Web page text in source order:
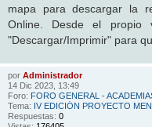
mapa para descargar la
Online. Desde el propio
"Descargar/Imprimir" para
por Administrador
14 Dic 2023, 13:49
Foro: FORO GENERAL -
Tema: IV EDICIÓN PROYECTO
Respuestas: 0